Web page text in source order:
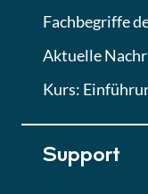
Fachbegriffe
Aktuelle
Kurs:
Support